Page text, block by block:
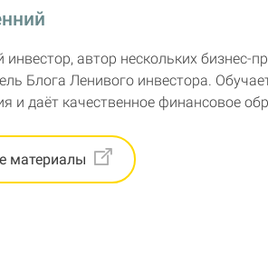
автор нескольких бизнес-
Блога Ленивого инвестора.
и даёт качественное финансовое
материалы